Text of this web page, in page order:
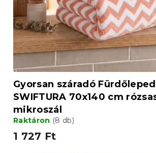
Gyorsan száradó
SWIFTURA 70x140 cm
mikroszál
Raktáron (8 db)
1 727 Ft